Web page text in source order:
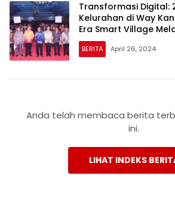
Transformasi Digital:
Kelurahan di Way
Era Smart Village
Literasi Digital
BERITA April 26, 2024
Anda telah membaca berita
ini.
LIHAT INDEKS